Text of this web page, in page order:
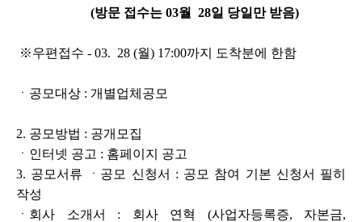
(방문 접수는 03월 28일 당일만 받음)
※우편접수 - 03. 28 (월) 17:00까지 도착분에 한함
ㆍ공모대상 : 개별업체공모
2. 공모방법 : 공개모집
ㆍ인터넷 공고 : 홈페이지 공고
3. 공모서류 ㆍ공모 신청서 : 공모 참여 기본 신청서 필히
작성
ㆍ회사 소개서 : 회사 연혁 (사업자등록증, 자본금,